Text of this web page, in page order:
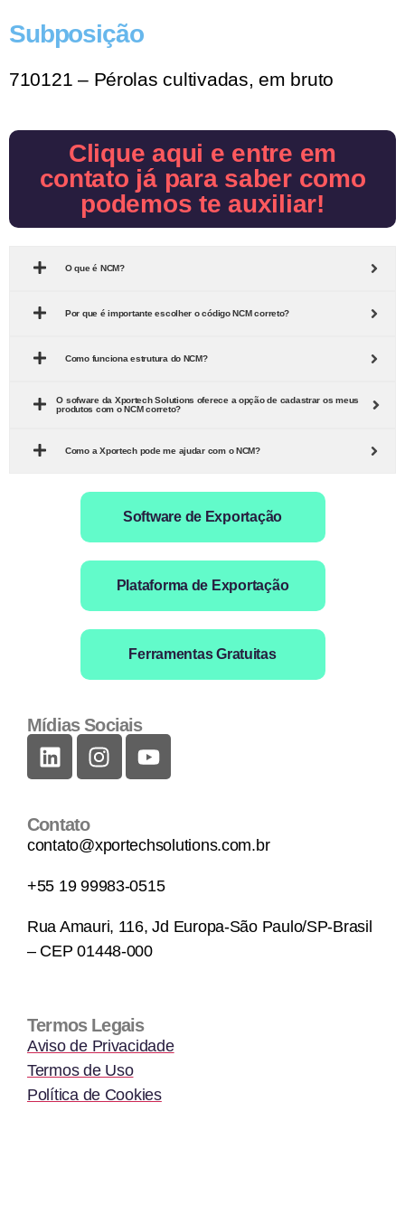
Subposição
710121 – Pérolas cultivadas, em bruto
Clique aqui e entre em
contato já para saber como
podemos te auxiliar!
O que é NCM?
Por que é importante escolher o código NCM correto?
Como funciona estrutura do NCM?
O sofware da Xportech Solutions oferece a opção de cadastrar os meus
produtos com o NCM correto?
Como a Xportech pode me ajudar com o NCM?
Software de Exportação
Plataforma de Exportação
Ferramentas Gratuitas
Mídias Sociais
Contato
contato@xportechsolutions.com.br
+55 19 99983-0515
Rua Amauri, 116, Jd Europa-São Paulo/SP-Brasil
– CEP 01448-000
Termos Legais
Aviso de Privacidade
Termos de Uso
Política de Cookies